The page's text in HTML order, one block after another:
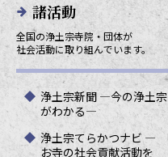
諸活動
全国の浄土宗寺院・団体が
社会活動に取り組んでいます。
浄土宗新聞 ―今の浄土宗
がわかる―
浄土宗てらかつナビ ―
お寺の社会貢献活動を